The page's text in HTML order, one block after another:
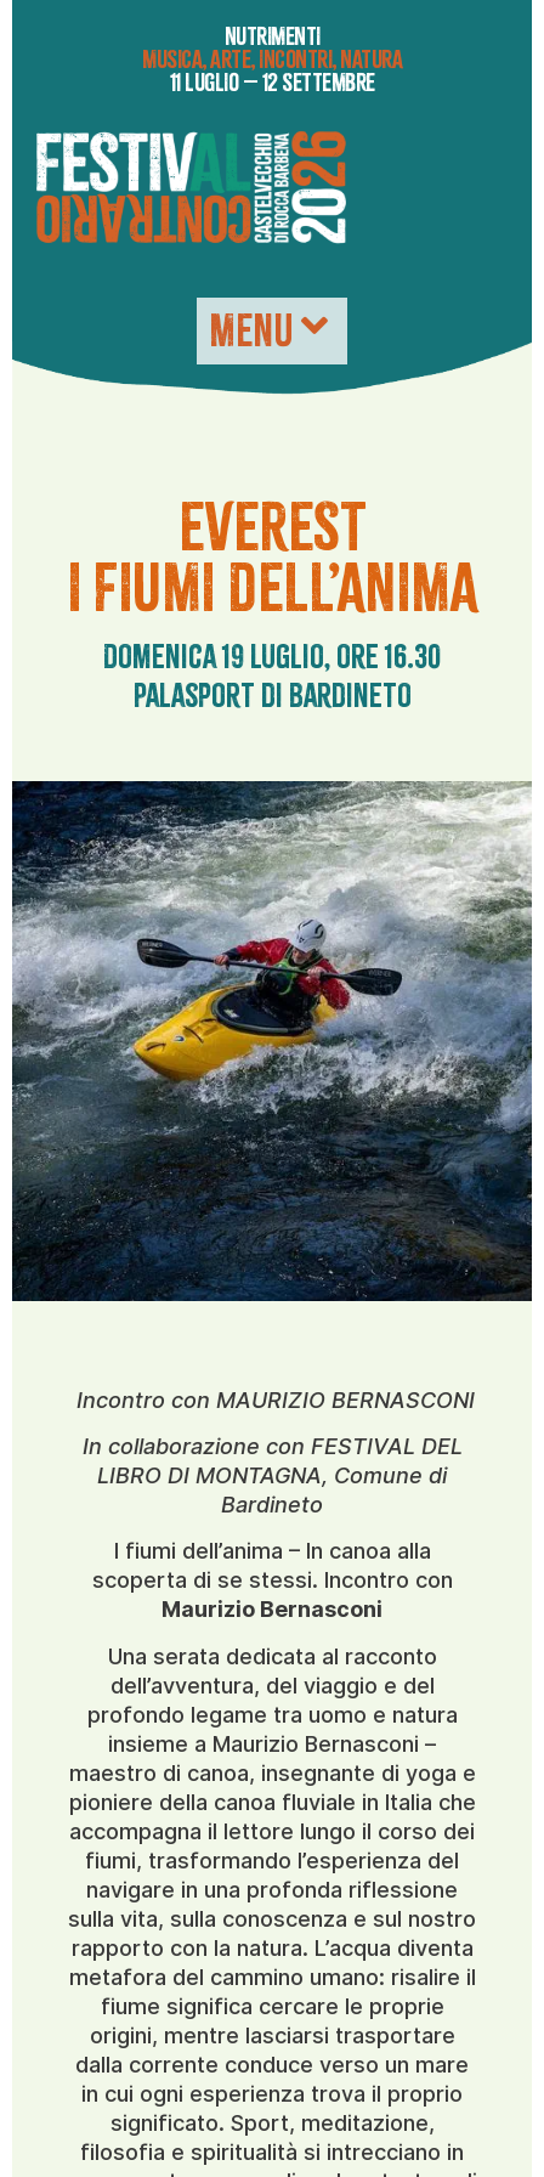
NUTRIMENTI
MUSICA, ARTE, INCONTRI, NATURA
11 LUGLIO – 12 SETTEMBRE
MENU
EVEREST
I FIUMI DELL’ANIMA
Domenica 19 luglio, ore 16.30
Palasport di Bardineto
Incontro con MAURIZIO BERNASCONI
In collaborazione con FESTIVAL DEL
LIBRO DI MONTAGNA, Comune di
Bardineto
I fiumi dell’anima – In canoa alla
scoperta di se stessi. Incontro con
Maurizio Bernasconi
Una serata dedicata al racconto
dell’avventura, del viaggio e del
profondo legame tra uomo e natura
insieme a Maurizio Bernasconi –
maestro di canoa, insegnante di yoga e
pioniere della canoa fluviale in Italia che
accompagna il lettore lungo il corso dei
fiumi, trasformando l’esperienza del
navigare in una profonda riflessione
sulla vita, sulla conoscenza e sul nostro
rapporto con la natura. L’acqua diventa
metafora del cammino umano: risalire il
fiume significa cercare le proprie
origini, mentre lasciarsi trasportare
dalla corrente conduce verso un mare
in cui ogni esperienza trova il proprio
significato. Sport, meditazione,
filosofia e spiritualità si intrecciano in